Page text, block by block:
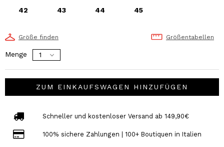
42 43 44 45
Größe finden Größentabellen
Menge
ZUM EINKAUFSWAGEN HINZUFÜGEN
Schneller und kostenloser Versand ab 149,90€
100% sichere Zahlungen | 100+ Boutiquen in Italien